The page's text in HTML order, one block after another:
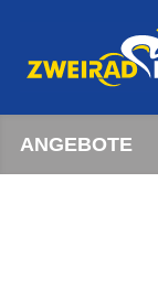
ANGEBOTE